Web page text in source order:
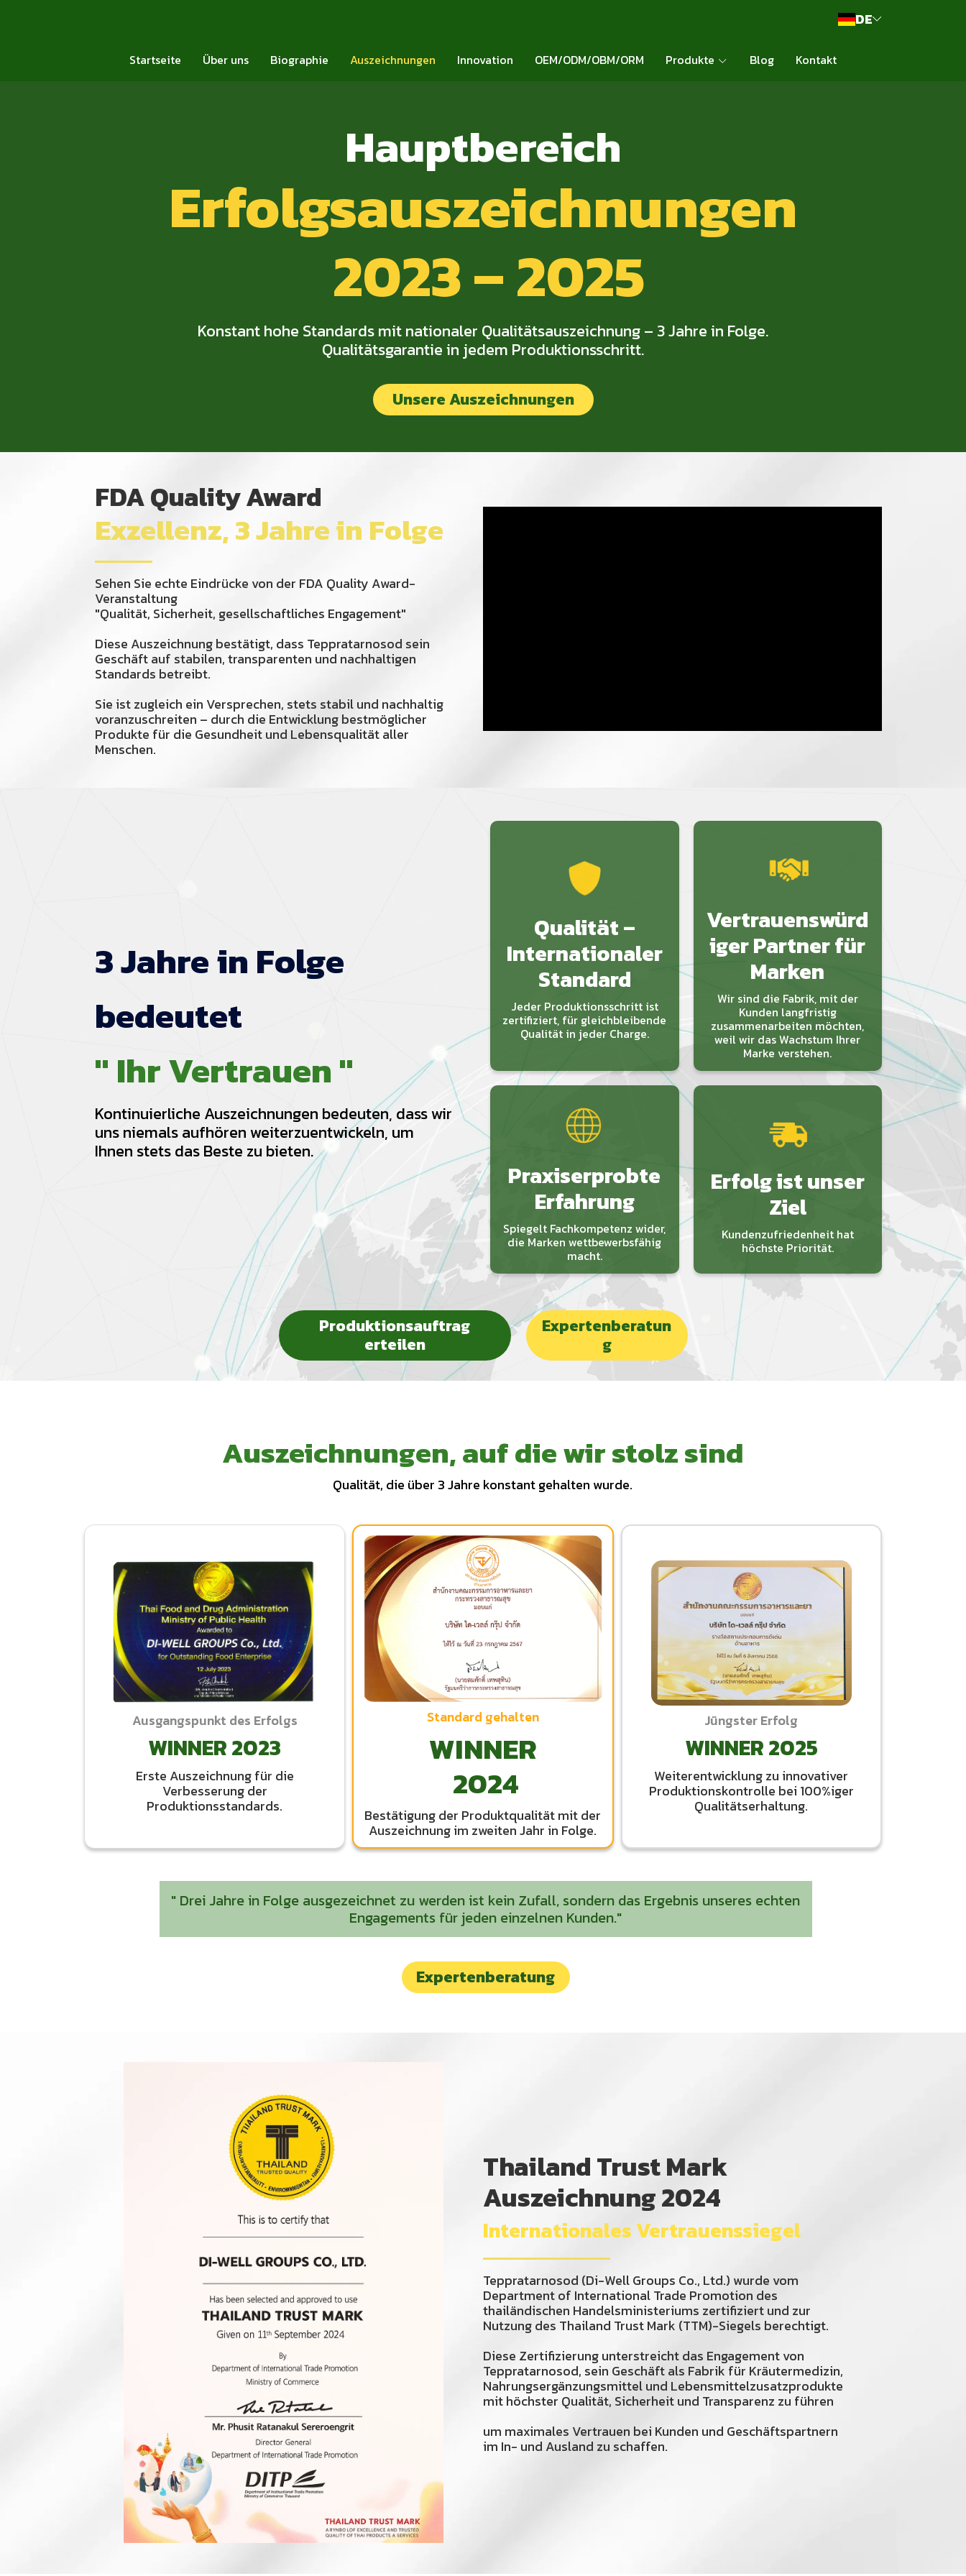
DE
Startseite Über uns Biographie Auszeichnungen Innovation OEM/ODM/OBM/ORM Produkte Blog Kontakt
Hauptbereich
Erfolgsauszeichnungen
2023 – 2025
Konstant hohe Standards mit nationaler Qualitätsauszeichnung – 3 Jahre in Folge.
Qualitätsgarantie in jedem Produktionsschritt.
Unsere Auszeichnungen
FDA Quality Award
Exzellenz, 3 Jahre in Folge
Sehen Sie echte Eindrücke von der FDA Quality Award-
Veranstaltung
"Qualität, Sicherheit, gesellschaftliches Engagement"
Diese Auszeichnung bestätigt, dass Teppratarnosod sein
Geschäft auf stabilen, transparenten und nachhaltigen
Standards betreibt.
Sie ist zugleich ein Versprechen, stets stabil und nachhaltig
voranzuschreiten – durch die Entwicklung bestmöglicher
Produkte für die Gesundheit und Lebensqualität aller
Menschen.
3 Jahre in Folge
bedeutet
" Ihr Vertrauen "
Kontinuierliche Auszeichnungen bedeuten, dass wir
uns niemals aufhören weiterzuentwickeln, um
Ihnen stets das Beste zu bieten.
Qualität –
Internationaler
Standard
Jeder Produktionsschritt ist
zertifiziert, für gleichbleibende
Qualität in jeder Charge.
Vertrauenswürd
iger Partner für
Marken
Wir sind die Fabrik, mit der
Kunden langfristig
zusammenarbeiten möchten,
weil wir das Wachstum Ihrer
Marke verstehen.
Praxiserprobte
Erfahrung
Spiegelt Fachkompetenz wider,
die Marken wettbewerbsfähig
macht.
Erfolg ist unser
Ziel
Kundenzufriedenheit hat
höchste Priorität.
Produktionsauftrag
erteilen
Expertenberatun
g
Auszeichnungen, auf die wir stolz sind
Qualität, die über 3 Jahre konstant gehalten wurde.
Ausgangspunkt des Erfolgs
WINNER 2023
Erste Auszeichnung für die
Verbesserung der
Produktionsstandards.
Standard gehalten
WINNER
2024
Bestätigung der Produktqualität mit der
Auszeichnung im zweiten Jahr in Folge.
Jüngster Erfolg
WINNER 2025
Weiterentwicklung zu innovativer
Produktionskontrolle bei 100%iger
Qualitätserhaltung.
" Drei Jahre in Folge ausgezeichnet zu werden ist kein Zufall, sondern das Ergebnis unseres echten
Engagements für jeden einzelnen Kunden."
Expertenberatung
Thailand Trust Mark
Auszeichnung 2024
Internationales Vertrauenssiegel
Teppratarnosod (Di-Well Groups Co., Ltd.) wurde vom
Department of International Trade Promotion des
thailändischen Handelsministeriums zertifiziert und zur
Nutzung des Thailand Trust Mark (TTM)-Siegels berechtigt.
Diese Zertifizierung unterstreicht das Engagement von
Teppratarnosod, sein Geschäft als Fabrik für Kräutermedizin,
Nahrungsergänzungsmittel und Lebensmittelzusatzprodukte
mit höchster Qualität, Sicherheit und Transparenz zu führen
um maximales Vertrauen bei Kunden und Geschäftspartnern
im In- und Ausland zu schaffen.